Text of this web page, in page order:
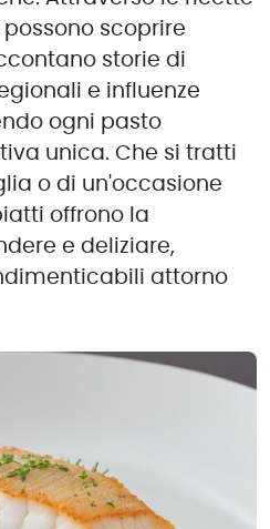
scoprire
storie di
e influenze
ogni pasto
unica. Che si tratti
o di un'occasione
offrono la
e deliziare,
attorno